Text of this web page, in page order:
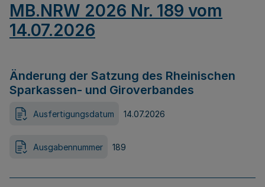
MB.NRW 2026 Nr. 189 vom
14.07.2026
Änderung der Satzung des Rheinischen
Sparkassen- und Giroverbandes
Ausfertigungsdatum 14.07.2026
Ausgabennummer 189